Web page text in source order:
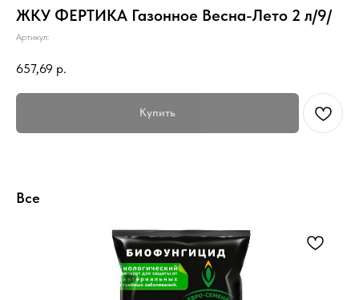
ЖКУ ФЕРТИКА Газонное Весна-Лето 2 л/9/
Артикул:
657,69 р.
Купить
Все